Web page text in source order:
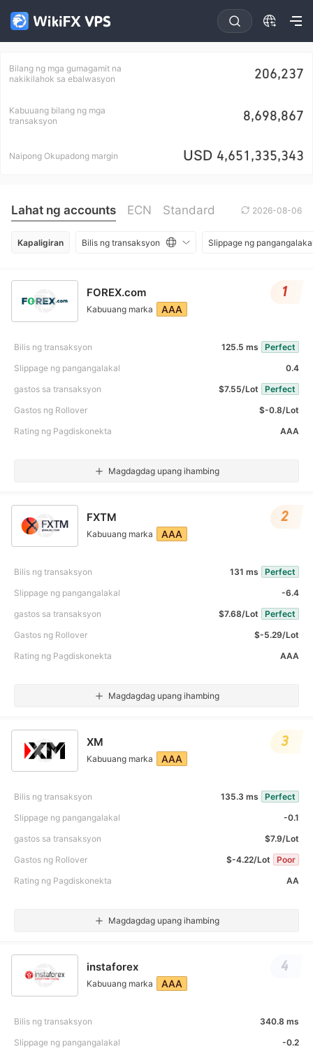
Bilang ng mga gumagamit na
nakikilahok sa ebalwasyon
206,237
Kabuuang bilang ng mga
transaksyon
8,698,867
Naipong Okupadong margin USD 4,651,335,343
Lahat ng accounts ECN Standard 2026-08-06
Kapaligiran Bilis ng transaksyon Slippage ng
FOREX.com
Kabuuang marka AAA
Bilis ng transaksyon 125.5 ms
Perfect
Slippage ng pangangalakal
0.4
gastos sa transaksyon
$7.55/Lot
Perfect
Gastos ng Rollover
$-0.8/Lot
Rating ng Pagdiskonekta
AAA
Magdagdag upang ihambing
1
FXTM
Kabuuang marka AAA
Bilis ng transaksyon 131 ms
Perfect
Slippage ng pangangalakal
-6.4
gastos sa transaksyon
$7.68/Lot
Perfect
Gastos ng Rollover
$-5.29/Lot
Rating ng Pagdiskonekta
AAA
Magdagdag upang ihambing
2
XM
Kabuuang marka AAA
Bilis ng transaksyon 135.3 ms
Perfect
Slippage ng pangangalakal
-0.1
gastos sa transaksyon
$7.9/Lot
Gastos ng Rollover
$-4.22/Lot
Poor
Rating ng Pagdiskonekta
AA
Magdagdag upang ihambing
3
instaforex
Kabuuang marka AAA
Bilis ng transaksyon
340.8 ms
Slippage ng pangangalakal
-0.2
4